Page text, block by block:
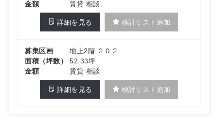
金額
賃貸 相談
詳細を見る 検討リスト追加
募集区画
地上2階 ２０２
面積（坪数）
52.33坪
金額
賃貸 相談
詳細を見る 検討リスト追加